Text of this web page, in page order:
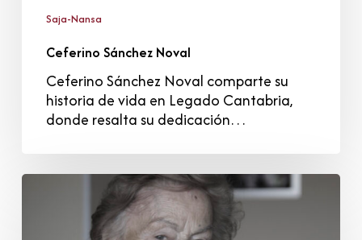
Saja-Nansa
Ceferino Sánchez Noval
Ceferino Sánchez Noval comparte su
historia de vida en Legado Cantabria,
donde resalta su dedicación…
Magdalena